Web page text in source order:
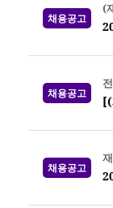
채용공고
(
채용공고
[(
채용공고